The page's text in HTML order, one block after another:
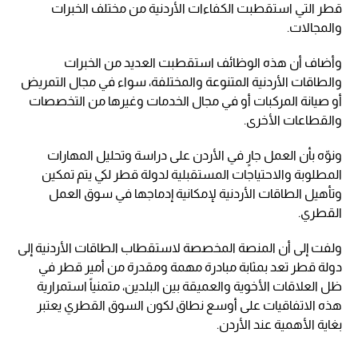
قطر التي استقطبت الكفاءات الأردنية من مختلف الخبرات
والمجالات.
وأضاف أن هذه الوظائف استقطبت العديد من الخبرات
والطاقات الأردنية المتنوعة والمختلفة، سواء في مجال التمريض
أو صيانة المركبات أو في مجال الخدمات وغيرها من التخصصات
والقطاعات الأخرى.
ونوّه بأن العمل جارٍ في الأردن على دراسة وتحليل المهارات
المطلوبة والاحتياجات المستقبلية لدولة قطر لكي يتم تمكين
وتأهيل الطاقات الأردنية لإمكانية إدماجها في سوق العمل
القطري.
ولفت إلى أن المنصة المخصصة لاستقطاب الطاقات الأردنية إلى
دولة قطر تعد بمثابة مبادرة مهمة ومقدرة من أمير قطر في
ظل العلاقات الأخوية والعميقة بين البلدين، متمنياً استمرارية
هذه الاتفاقيات على أوسع نطاق لكون السوق القطري يعتبر
بغاية الأهمية عند الأردن.